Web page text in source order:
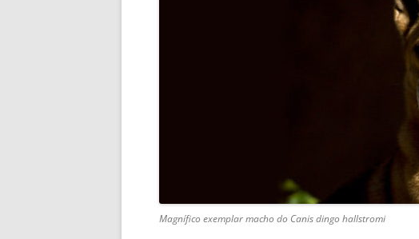
Magnífico exemplar macho do Canis dingo hallstromi